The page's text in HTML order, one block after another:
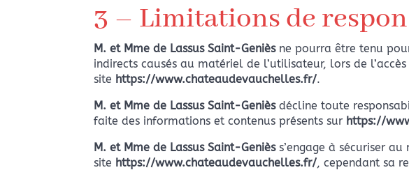
3 – Limitations de
M. et Mmede Lassus Saint-Genièsne pourra être tenu
indirects causés au matériel de l’utilisateur, lors de l’accès
site https://www.chateaudevauchelles.fr/.
M. et Mmede Lassus Saint-Genièsdécline toute
faite des informations et contenus présents sur https://
M. et Mmede Lassus Saint-Genièss’engage à sécuriser au
site https://www.chateaudevauchelles.fr/, cependant sa